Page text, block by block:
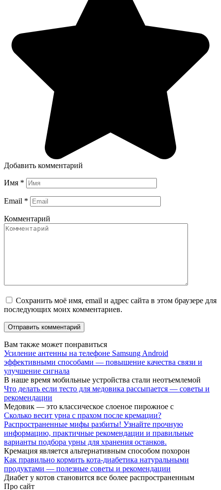
Добавить комментарий
Имя *
Email *
Комментарий
Сохранить моё имя, email и адрес сайта в этом браузере для
последующих моих комментариев.
Вам также может понравиться
Усиление антенны на телефоне Samsung Android
эффективными способами — повышение качества связи и
улучшение сигнала
В наше время мобильные устройства стали неотъемлемой
Что делать если тесто для медовика рассыпается — советы и
рекомендации
Медовик — это классическое слоеное пирожное с
Сколько весит урна с прахом после кремации?
Распространенные мифы разбиты! Узнайте прочную
информацию, практичные рекомендации и правильные
варианты подбора урны для хранения останков.
Кремация является альтернативным способом похорон
Как правильно кормить кота-диабетика натуральными
продуктами — полезные советы и рекомендации
Диабет у котов становится все более распространенным
Про сайт